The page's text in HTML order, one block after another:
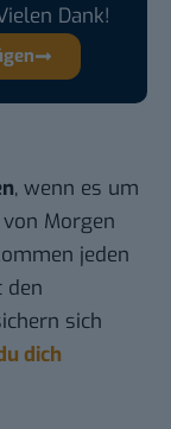
Dank!
, wenn es um
von Morgen
jeden
den
sich
dich